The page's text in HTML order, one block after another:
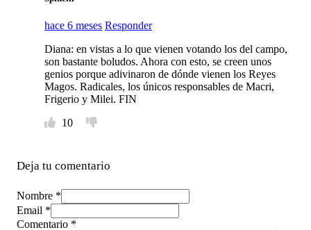
hace 6 meses Responder
Diana: en vistas a lo que vienen votando los del campo,
son bastante boludos. Ahora con esto, se creen unos
genios porque adivinaron de dónde vienen los Reyes
Magos. Radicales, los únicos responsables de Macri,
Frigerio y Milei. FIN
10
Deja tu comentario
Nombre *
Email *
Comentario *